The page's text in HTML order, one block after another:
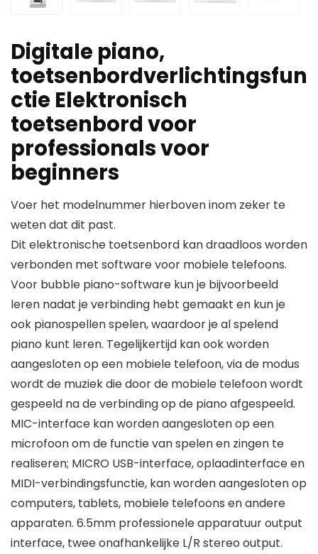
Digitale piano,
toetsenbordverlichtingsfun
ctie Elektronisch
toetsenbord voor
professionals voor
beginners
Voer het modelnummer hierboven inom zeker te
weten dat dit past.
Dit elektronische toetsenbord kan draadloos worden
verbonden met software voor mobiele telefoons.
Voor bubble piano-software kun je bijvoorbeeld
leren nadat je verbinding hebt gemaakt en kun je
ook pianospellen spelen, waardoor je al spelend
piano kunt leren. Tegelijkertijd kan ook worden
aangesloten op een mobiele telefoon, via de modus
wordt de muziek die door de mobiele telefoon wordt
gespeeld na de verbinding op de piano afgespeeld.
MIC-interface kan worden aangesloten op een
microfoon om de functie van spelen en zingen te
realiseren; MICRO USB-interface, oplaadinterface en
MIDI-verbindingsfunctie, kan worden aangesloten op
computers, tablets, mobiele telefoons en andere
apparaten. 6.5mm professionele apparatuur output
interface, twee onafhankelijke L/R stereo output.